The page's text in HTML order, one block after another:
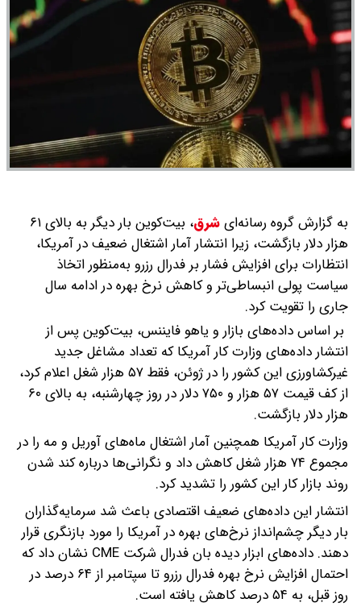
به گزارش گروه رسانه‌ایشرق،
بیت‌کوین بار دیگر به بالای ۶۱
هزار دلار بازگشت، زیرا انتشار آمار اشتغال ضعیف در آمریکا،
انتظارات برای افزایش فشار بر فدرال رزرو به‌منظور اتخاذ
سیاست پولی انبساطی‌تر و کاهش نرخ بهره در ادامه سال
جاری را تقویت کرد.
بر اساس داده‌های بازار و یاهو فایننس، بیت‌کوین پس از
انتشار داده‌های وزارت کار آمریکا که تعداد مشاغل جدید
غیرکشاورزی این کشور را در ژوئن، فقط ۵۷ هزار شغل اعلام کرد،
از کف قیمت ۵۷ هزار و ۷۵۰ دلار در روز چهارشنبه، به بالای ۶۰
هزار دلار بازگشت.
وزارت کار آمریکا همچنین آمار اشتغال ماه‌های آوریل و مه را در
مجموع ۷۴ هزار شغل کاهش داد و نگرانی‌ها درباره کند شدن
روند بازار کار این کشور را تشدید کرد.
انتشار این داده‌های ضعیف اقتصادی باعث شد سرمایه‌گذاران
بار دیگر چشم‌انداز نرخ‌های بهره در آمریکا را مورد بازنگری قرار
دهند. داده‌های ابزار دیده بان فدرال شرکت CME نشان داد که
احتمال افزایش نرخ بهره فدرال رزرو تا سپتامبر از ۶۴ درصد در
روز قبل، به ۵۴ درصد کاهش یافته است.